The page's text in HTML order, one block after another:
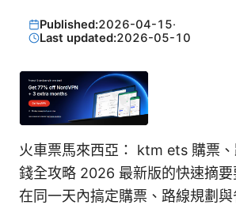
Published:2026-04-15·
Last updated:2026-05-10
火車票馬來西亞： ktm ets 購票
錢全攻略 2026 最新版的快速摘要
在同一天內搞定購票、路線規劃